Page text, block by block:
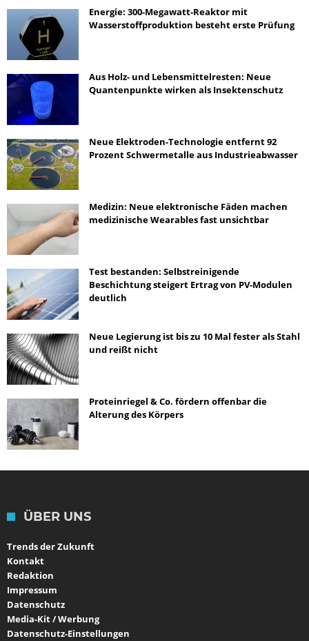
Energie: 300-Megawatt-Reaktor mit
Wasserstoffproduktion besteht erste Prüfung
Aus Holz- und Lebensmittelresten: Neue
Quantenpunkte wirken als Insektenschutz
Neue Elektroden-Technologie entfernt 92
Prozent Schwermetalle aus Industrieabwasser
Medizin: Neue elektronische Fäden machen
medizinische Wearables fast unsichtbar
Test bestanden: Selbstreinigende
Beschichtung steigert Ertrag von PV-Modulen
deutlich
Neue Legierung ist bis zu 10 Mal fester als Stahl
und reißt nicht
Proteinriegel & Co. fördern offenbar die
Alterung des Körpers
ÜBER UNS
Trends der Zukunft
Kontakt
Redaktion
Impressum
Datenschutz
Media-Kit / Werbung
Datenschutz-Einstellungen